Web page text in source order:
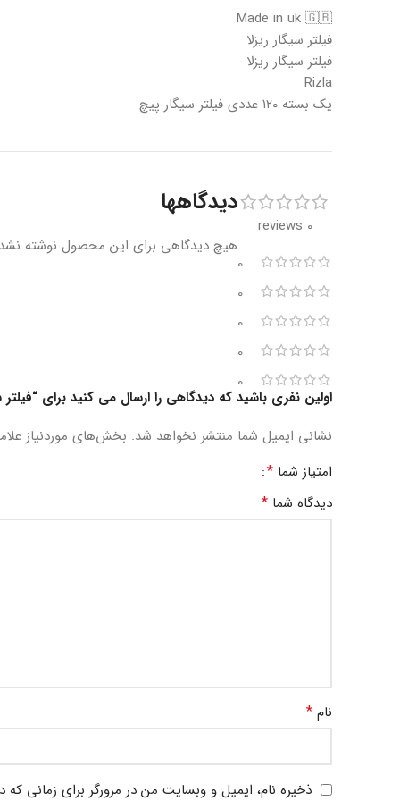
Made in uk 🇬🇧
فیلتر سیگار ریزلا
فیلتر سیگار ریزلا
Rizla
یک بسته ۱۲۰ عددی فیلتر سیگار پیچ
0 reviews
0
0
0
0
0
دیدگاهها
هیچ دیدگاهی برای این محصول نوشته
اولین نفری باشید که دیدگاهی را ارسال می کنید برای
نشانی ایمیل شما منتشر نخواهد شد. بخش‌های موردنیاز
امتیاز شما *
دیدگاه شما *
نام *
ذخیره نام، ایمیل و وبسایت من در مرورگر برای زمانی